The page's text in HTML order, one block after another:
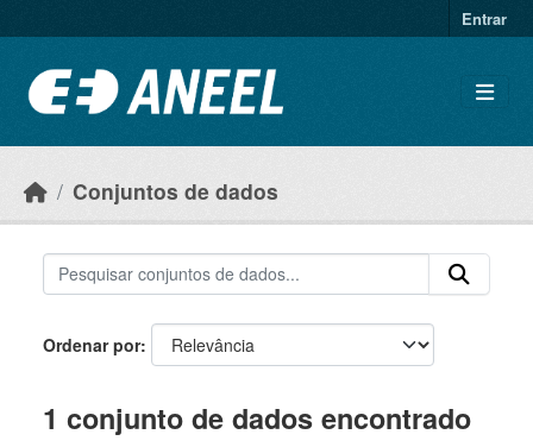
Entrar
Conjuntos de dados
Ordenar por
1 conjunto de dados encontrado